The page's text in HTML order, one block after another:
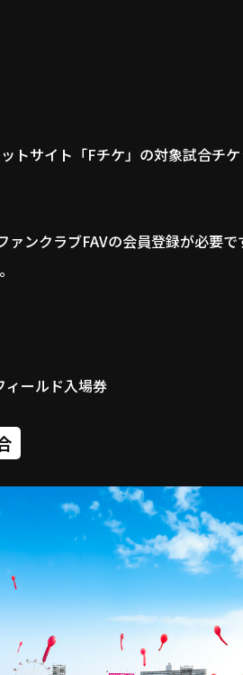
トサイト「Fチケ」の対象試合チ
ンクラブFAVの会員登録が必要
ィールド入場券